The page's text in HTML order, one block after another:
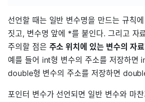
선언할 때는 일반 변수명을 만드는 규칙
짓고, 변수명 앞에 *를 붙인다. 그리고 자
주의할 점은 주소 위치에 있는 변수의 자
예를 들어 int형 변수의 주소를 저장하면
double형 변수의 주소를 저장하면
포인터 변수가 선언되면 일반 변수와 마찬